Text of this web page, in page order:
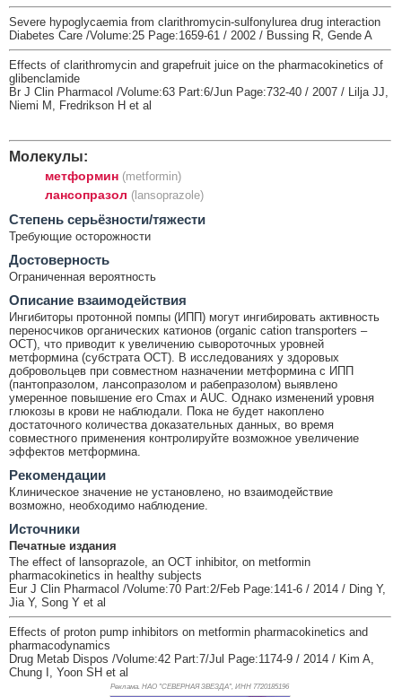
Severe hypoglycaemia from clarithromycin-sulfonylurea drug interaction
Diabetes Care /Volume:25 Page:1659-61 / 2002 / Bussing R, Gende A
Effects of clarithromycin and grapefruit juice on the pharmacokinetics of
glibenclamide
Br J Clin Pharmacol /Volume:63 Part:6/Jun Page:732-40 / 2007 / Lilja JJ,
Niemi M, Fredrikson H et al
Молекулы:
метформин (metformin)
лансопразол (lansoprazole)
Cтепень серьёзности/тяжести
Требующие осторожности
Достоверность
Ограниченная вероятность
Описание взаимодействия
Ингибиторы протонной помпы (ИПП) могут ингибировать активность
переносчиков органических катионов (organic cation transporters –
OCT), что приводит к увеличению сывороточных уровней
метформина (субстрата OCT). В исследованиях у здоровых
добровольцев при совместном назначении метформина с ИПП
(пантопразолом, лансопразолом и рабепразолом) выявлено
умеренное повышение его Cmax и AUC. Однако изменений уровня
глюкозы в крови не наблюдали. Пока не будет накоплено
достаточного количества доказательных данных, во время
совместного применения контролируйте возможное увеличение
эффектов метформина.
Рекомендации
Клиническое значение не установлено, но взаимодействие
возможно, необходимо наблюдение.
Источники
Печатные издания
The effect of lansoprazole, an OCT inhibitor, on metformin
pharmacokinetics in healthy subjects
Eur J Clin Pharmacol /Volume:70 Part:2/Feb Page:141-6 / 2014 / Ding Y,
Jia Y, Song Y et al
Effects of proton pump inhibitors on metformin pharmacokinetics and
pharmacodynamics
Drug Metab Dispos /Volume:42 Part:7/Jul Page:1174-9 / 2014 / Kim A,
Chung I, Yoon SH et al
Реклама. НАО "СЕВЕРНАЯ ЗВЕЗДА", ИНН 7720185196